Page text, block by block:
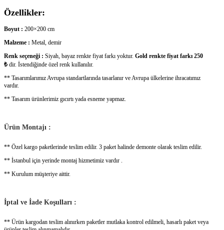
Özellikler:
Boyut : 200×200 cm
Malzeme : Metal, demir
Renk seçeneği : Siyah, bayaz renkte fiyat farkı yoktur. Gold renkte fiyat farkı 250
₺ dir. İstendiğinde özel renk kullanılır.
** Tasarımlarımız Avrupa standartlarında tasarlanır ve Avrupa ülkelerine ihracatımız
vardır.
** Tasarım ürünlerimiz gıcırtı yada esneme yapmaz.
Ürün Montajı :
** Özel kargo paketlerinde teslim edilir. 3 paket halinde demonte olarak teslim edilir.
** İstanbul için yerinde montaj hizmetimiz vardır .
** Kurulum müşteriye aittir.
İptal ve İade Koşulları :
** Ürün kargodan teslim alınırken paketler mutlaka kontrol edilmeli, hasarlı paket veya